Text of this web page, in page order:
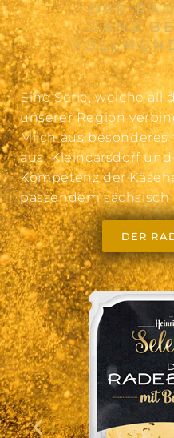
DER
GANZ
Eine Serie, welche all
unserer Region
Milch aus
aus Kleincarsdorf
Kompetenz der
passendem
DER